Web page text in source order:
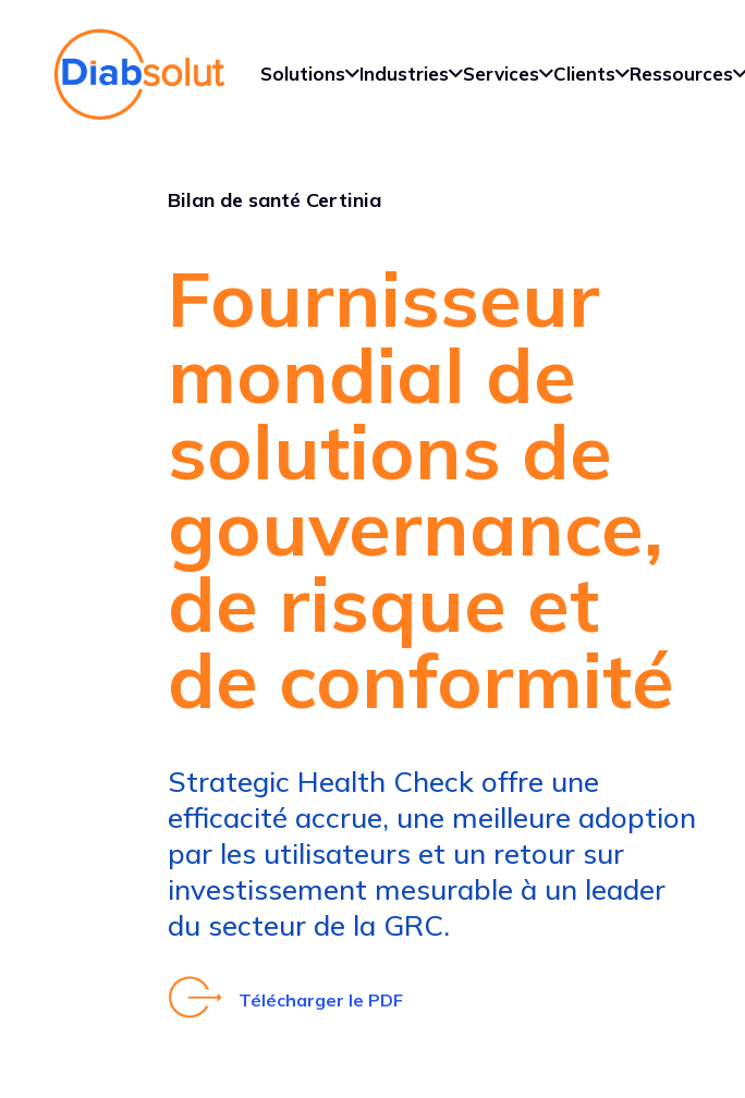
Solutions Industries Services Clients Ressources
Bilan de santé Certinia
Fournisseur
mondial de
solutions de
gouvernance,
de risque et
de conformité
Strategic Health Check offre une
efficacité accrue, une meilleure adoption
par les utilisateurs et un retour sur
investissement mesurable à un leader
du secteur de la GRC.
Télécharger le PDF